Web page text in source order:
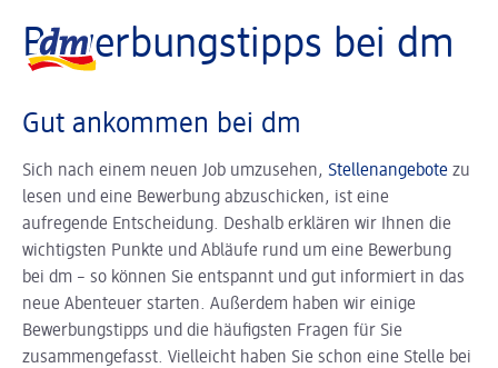
Bewerbungstipps bei dm
Gut ankommen bei dm
Sich nach einem neuen Job umzusehen, Stellenangebote zu
lesen und eine Bewerbung abzuschicken, ist eine
aufregende Entscheidung. Deshalb erklären wir Ihnen die
wichtigsten Punkte und Abläufe rund um eine Bewerbung
bei dm – so können Sie entspannt und gut informiert in das
neue Abenteuer starten. Außerdem haben wir einige
Bewerbungstipps und die häufigsten Fragen für Sie
zusammengefasst. Vielleicht haben Sie schon eine Stelle bei